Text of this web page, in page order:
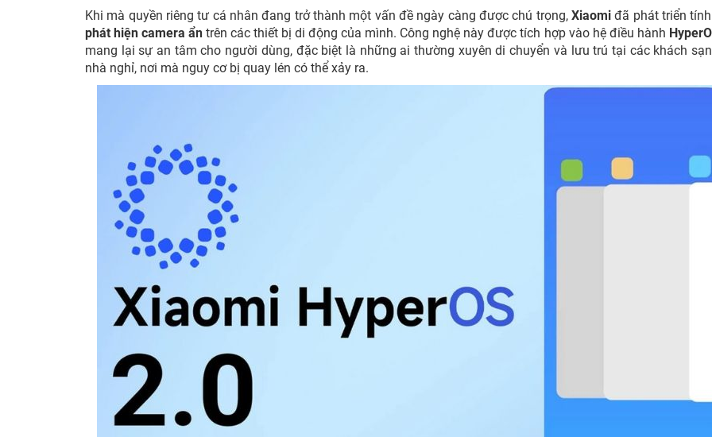
Khi mà quyền riêng tư cá nhân đang trở thành một vấn đề ngày càng được chú trọng,Xiaomi đã phát triển
phát hiện camera ẩn trên các thiết bị di động của mình. Công nghệ này được tích hợp vào hệ điều hành
mang lại sự an tâm cho người dùng, đặc biệt là những ai thường xuyên di chuyển và lưu trú tại các khách
nhà nghỉ, nơi mà nguy cơ bị quay lén có thể xảy ra.